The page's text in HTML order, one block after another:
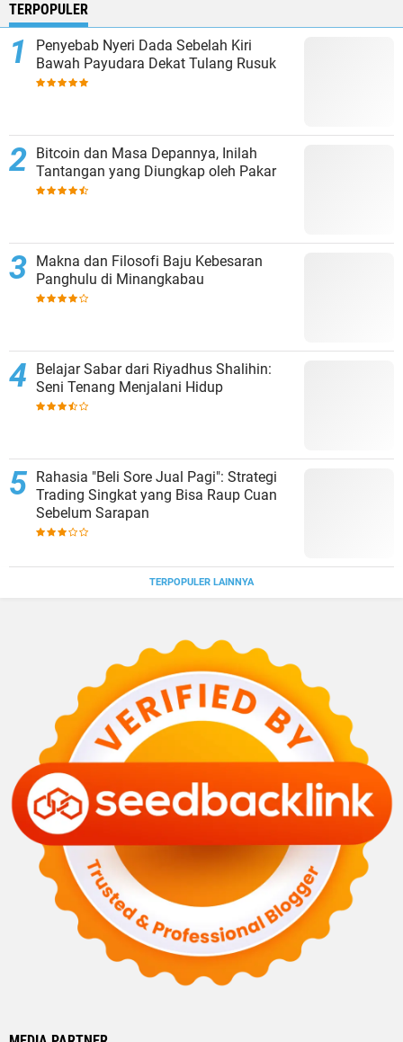
TERPOPULER
Penyebab Nyeri Dada Sebelah Kiri
Bawah Payudara Dekat Tulang Rusuk
Bitcoin dan Masa Depannya, Inilah
Tantangan yang Diungkap oleh Pakar
Makna dan Filosofi Baju Kebesaran
Panghulu di Minangkabau
Belajar Sabar dari Riyadhus Shalihin:
Seni Tenang Menjalani Hidup
Rahasia "Beli Sore Jual Pagi": Strategi
Trading Singkat yang Bisa Raup Cuan
Sebelum Sarapan
TERPOPULER LAINNYA